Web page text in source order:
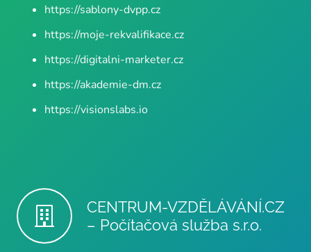
https://sablony-dvpp.cz
https://moje-rekvalifikace.cz
https://digitalni-marketer.cz
https://akademie-dm.cz
https://visionslabs.io
CENTRUM-VZDĚLÁVÁNÍ.CZ
– Počítačová služba s.r.o.